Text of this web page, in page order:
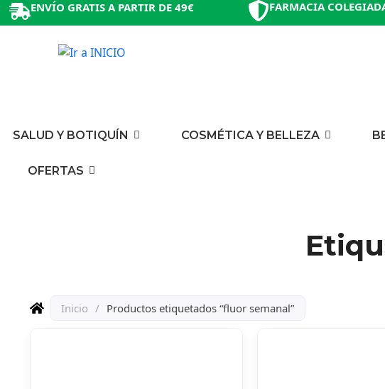
ENVÍO GRATIS A PARTIR DE 49€ FARMACIA
SALUD Y BOTIQUÍN COSMÉTICA Y BELLEZA
OFERTAS
Inicio / Productos etiquetados “fluor semanal”